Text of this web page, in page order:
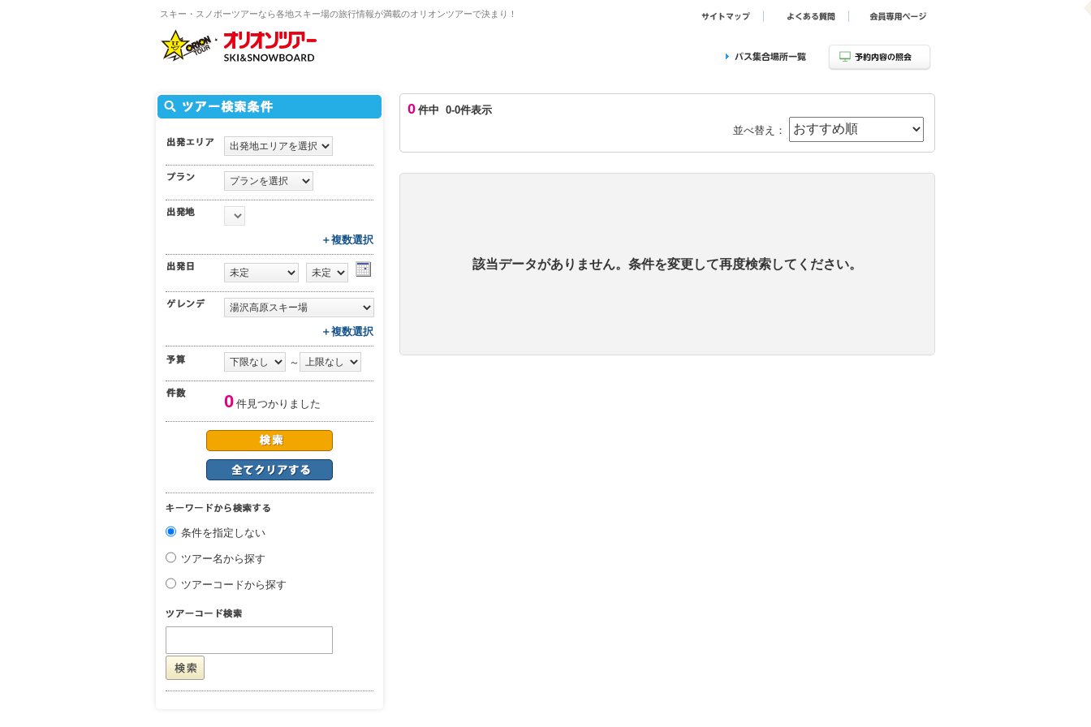
スキー・スノボーツアーなら各地スキー場の旅行情報が満載のオリオンツアーで決まり！
＋複数選択
＋複数選択
～
0 件見つかりました
条件を指定しない
ツアー名から探す
ツアーコードから探す
0 件中 0-0件表示
並べ替え：
該当データがありません。条件を変更して再度検索してください。